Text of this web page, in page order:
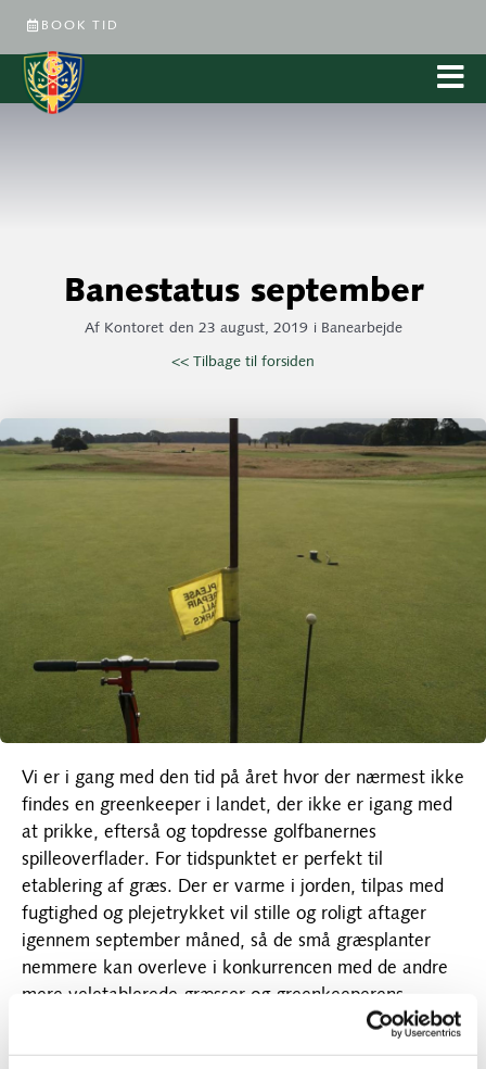
BOOK TID
Banestatus september
AfKontoret den 23 august, 2019 i Banearbejde
<< Tilbage til forsiden
Vi er i gang med den tid på året hvor der nærmest ikke
findes en greenkeeper i landet, der ikke er igang med
at prikke, efterså og topdresse golfbanernes
spilleoverflader. For tidspunktet er perfekt til
etablering af græs. Der er varme i jorden, tilpas med
fugtighed og plejetrykket vil stille og roligt aftager
igennem september måned, så de små græsplanter
nemmere kan overleve i konkurrencen med de andre
mere veletablerede græsser og greenkeeperens